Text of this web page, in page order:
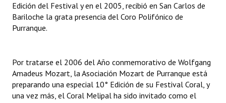
Audiencias Públicas - Registro
Mujeres que Dejaron Huellas - Registro
Ciudadano Ilustre - Registro
Banca del Vecino - Registro
Edición del Festival y en el 2005, recibió en San Carlos de
Bariloche la grata presencia del Coro Polifónico de
Purranque.
Por tratarse el 2006 del Año conmemorativo de Wolfgang
Amadeus Mozart, la Asociación Mozart de Purranque está
preparando una especial 10° Edición de su Festival Coral, y
una vez más, el Coral Melipal ha sido invitado como el